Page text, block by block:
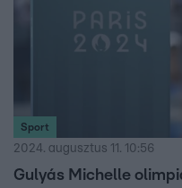
Sport
2024. augusztus 11. 10:56
Gulyás Michelle